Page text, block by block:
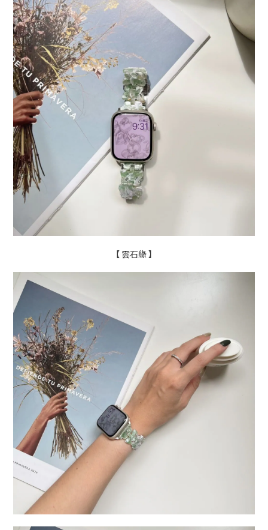
【 雲石綠 】